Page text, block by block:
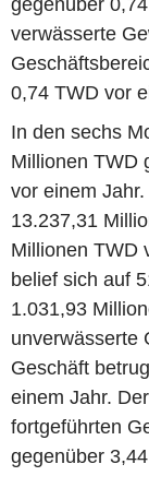
gegenüber
verwässerte
0,74 TWD vor
In den sechs
Millionen TWD
vor einem
13.237,31
Millionen TWD
belief sich auf
1.031,93
unverwässerte
Geschäft
einem Jahr.
fortgeführten
gegenüber